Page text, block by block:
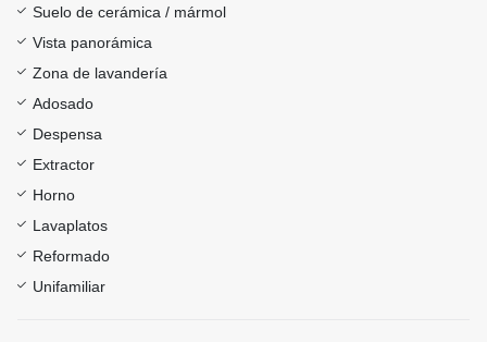
Suelo de cerámica / mármol
Vista panorámica
Zona de lavandería
Adosado
Despensa
Extractor
Horno
Lavaplatos
Reformado
Unifamiliar